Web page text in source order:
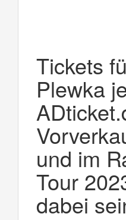
Tickets
Plewka
und im
Tour
dabei